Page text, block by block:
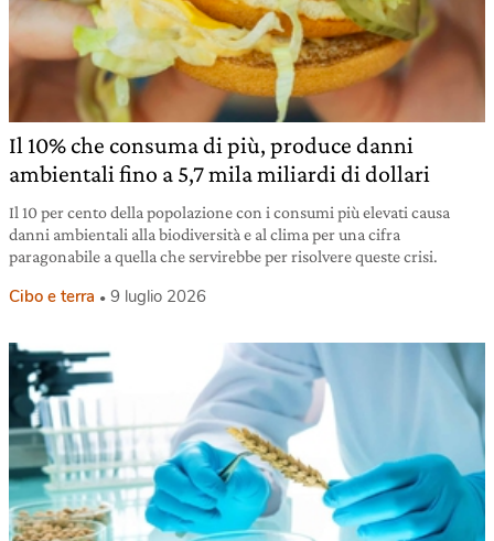
Il 10% che consuma di più, produce danni
ambientali fino a 5,7 mila miliardi di dollari
Il 10 per cento della popolazione con i consumi più elevati causa
danni ambientali alla biodiversità e al clima per una cifra
paragonabile a quella che servirebbe per risolvere queste crisi.
Cibo e terra 9 luglio 2026